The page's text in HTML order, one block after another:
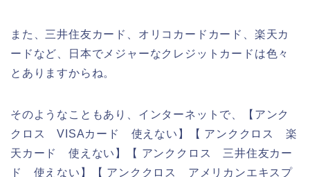
また、三井住友カード、オリコカードカード、楽天カ
ードなど、日本でメジャーなクレジットカードは色々
とありますからね。
そのようなこともあり、インターネットで、【アンク
クロス VISAカード 使えない】【 アンククロス 楽
天カード 使えない】【 アンククロス 三井住友カー
ド 使えない】【 アンククロス アメリカンエキスプ